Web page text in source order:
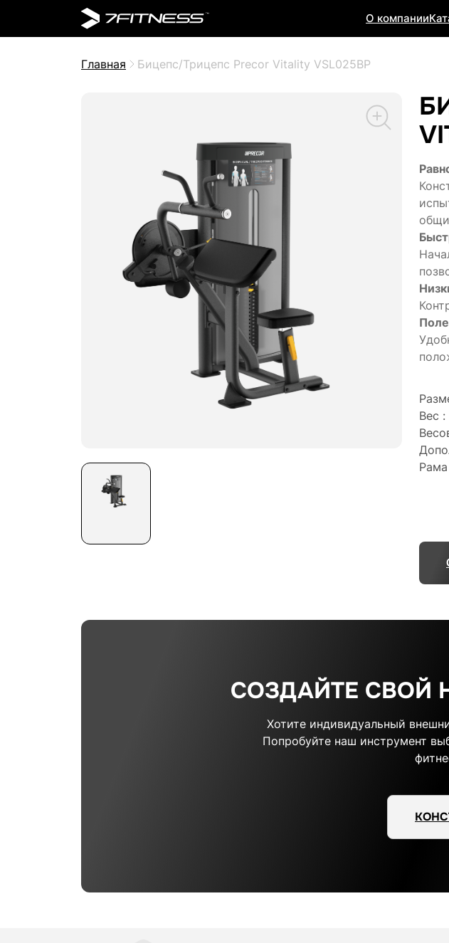
О компании
Главная Бицепс/Трицепс Precor Vitality VSL025BP
Вес :
СОЗДАЙТЕ СВОЙ
Хотите индивидуальный
Попробуйте наш инструмент